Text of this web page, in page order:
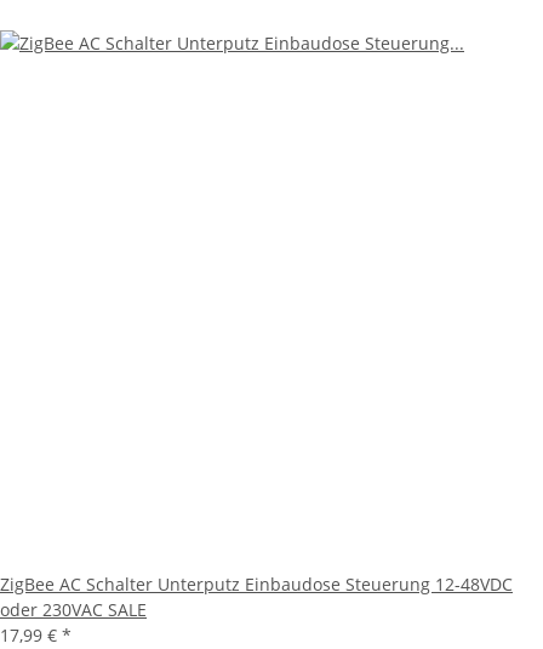
ZigBee AC Schalter Unterputz Einbaudose Steuerung 12-48VDC
oder 230VAC SALE
17,99 € *